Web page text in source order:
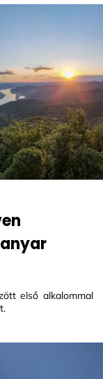
első alkalommal